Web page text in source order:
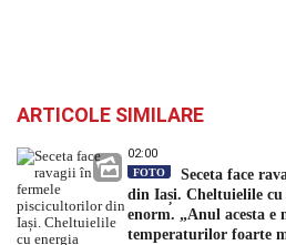
ARTICOLE SIMILARE
02:00
FOTO
Seceta face
din Iași. Cheltuielile cu
enorm. „Anul acesta e
temperaturilor foarte